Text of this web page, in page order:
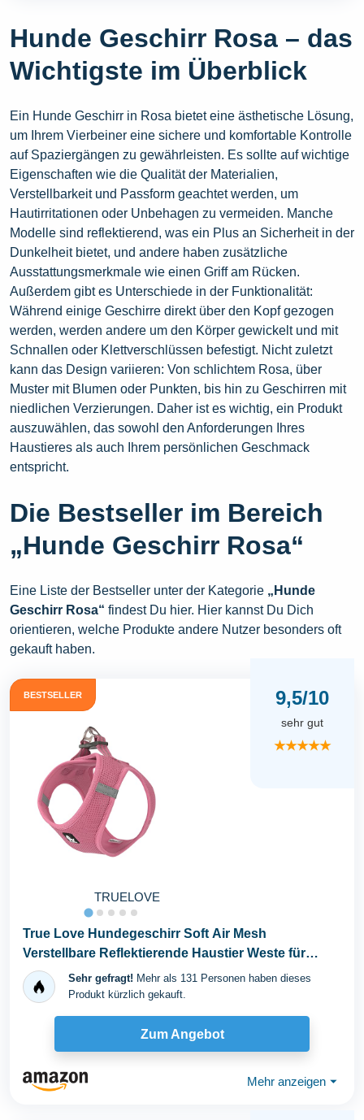
Hunde Geschirr Rosa – das
Wichtigste im Überblick
Ein Hunde Geschirr in Rosa bietet eine ästhetische Lösung,
um Ihrem Vierbeiner eine sichere und komfortable Kontrolle
auf Spaziergängen zu gewährleisten. Es sollte auf wichtige
Eigenschaften wie die Qualität der Materialien,
Verstellbarkeit und Passform geachtet werden, um
Hautirritationen oder Unbehagen zu vermeiden. Manche
Modelle sind reflektierend, was ein Plus an Sicherheit in der
Dunkelheit bietet, und andere haben zusätzliche
Ausstattungsmerkmale wie einen Griff am Rücken.
Außerdem gibt es Unterschiede in der Funktionalität:
Während einige Geschirre direkt über den Kopf gezogen
werden, werden andere um den Körper gewickelt und mit
Schnallen oder Klettverschlüssen befestigt. Nicht zuletzt
kann das Design variieren: Von schlichtem Rosa, über
Muster mit Blumen oder Punkten, bis hin zu Geschirren mit
niedlichen Verzierungen. Daher ist es wichtig, ein Produkt
auszuwählen, das sowohl den Anforderungen Ihres
Haustieres als auch Ihrem persönlichen Geschmack
entspricht.
Die Bestseller im Bereich
„Hunde Geschirr Rosa“
Eine Liste der Bestseller unter der Kategorie „Hunde
Geschirr Rosa“ findest Du hier. Hier kannst Du Dich
orientieren, welche Produkte andere Nutzer besonders oft
gekauft haben.
BESTSELLER
TRUELOVE
9,5/10
sehr gut
★★★★★
True Love Hundegeschirr Soft Air Mesh
Verstellbare Reflektierende Haustier Weste für
Kleine und...Sehr gefragt! Mehr als 131 Personen haben dieses
Produkt kürzlich gekauft.
Zum Angebot
Mehr anzeigen ⏷